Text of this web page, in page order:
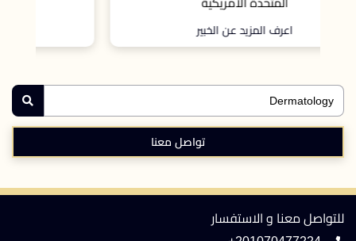
اعرف المزيد عن الخبير
تواصل معنا
للتواصل معنا و الاستفسار